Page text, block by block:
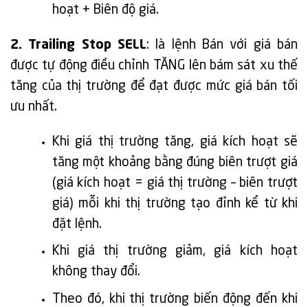
hoạt + Biên độ giá.
2. Trailing Stop SELL: là lệnh Bán với giá bán
được tự động điều chỉnh TĂNG lên bám sát xu thế
tăng của thị trường để đạt được mức giá bán tối
ưu nhất.
Khi giá thị trường tăng, giá kích hoạt sẽ
tăng một khoảng bằng đúng biên trượt giá
(giá kích hoạt = giá thị trường – biên trượt
giá) mỗi khi thị trường tạo đỉnh kể từ khi
đặt lệnh.
Khi giá thị trường giảm, giá kích hoạt
không thay đổi.
Theo đó, khi thị trường biến động đến khi